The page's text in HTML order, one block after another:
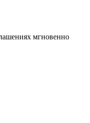
мгновенно